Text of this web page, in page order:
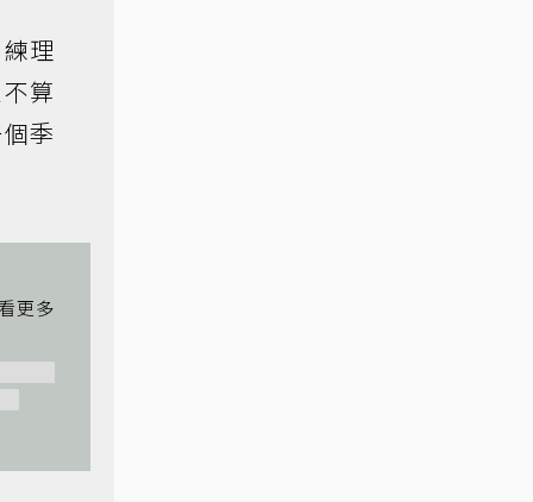
理
算
季